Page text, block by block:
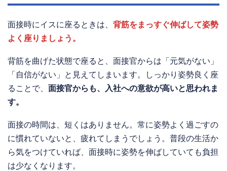
面接時にイスに座るときは、 背筋をまっすぐ伸ばして姿勢
よく座りましょう。
背筋を曲げた状態で座ると、面接官からは「元気がない」
「自信がない」と見えてしまいます。しっかり姿勢良く座
ることで、 面接官からも、入社への意欲が高いと思われま
す。
面接の時間は、短くはありません。常に姿勢よく過ごすの
に慣れていないと、疲れてしまうでしょう。普段の生活か
ら気をつけていれば、面接時に姿勢を伸ばしていても負担
は少なくなります。